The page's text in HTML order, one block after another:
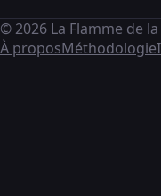
© 2026 La Flamme de
À proposMéthodologie